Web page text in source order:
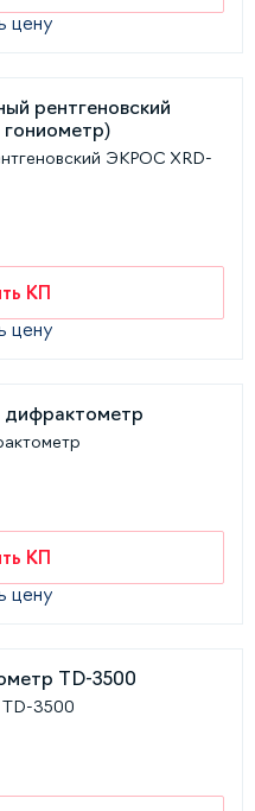
цену
ЭКРОС XRD-
КП
цену
КП
цену
TD-3500